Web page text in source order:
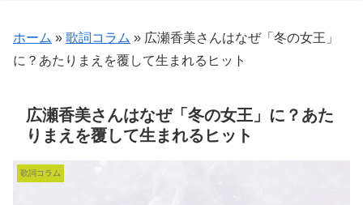
ホーム » 歌詞コラム » 広瀬香美さんはなぜ「冬の女王」
に？あたりまえを覆して生まれるヒット
広瀬香美さんはなぜ「冬の女王」に？あた
りまえを覆して生まれるヒット
歌詞コラム